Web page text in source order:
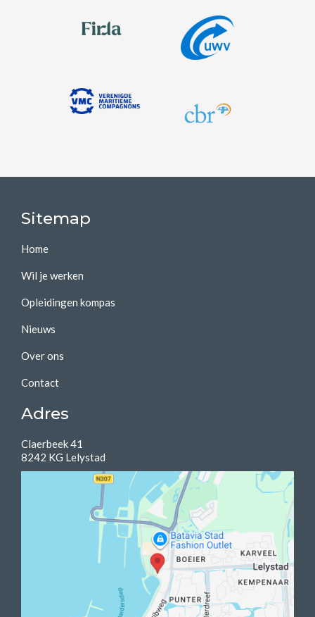
Sitemap
Home
Wil je werken
Opleidingen kompas
Nieuws
Over ons
Contact
Adres
Claerbeek 41
8242 KG Lelystad